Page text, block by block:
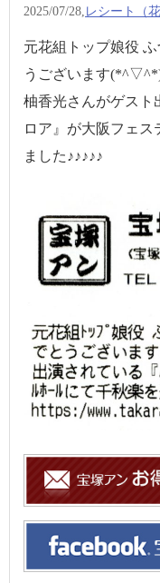
2025/07/28, レシート（
元花組トップ娘役
うございます
柚香光さんがゲスト
ロア』が大阪フェス
ました♪♪♪♪♪